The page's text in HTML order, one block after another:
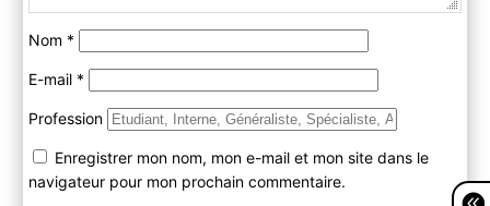
Nom *
E-mail *
Profession
Enregistrer mon nom, mon e-mail et mon site dans le
navigateur pour mon prochain commentaire.